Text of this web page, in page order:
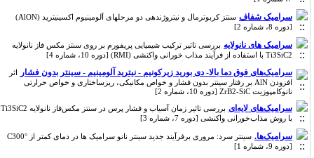
سرامیک شفاف
سنتز کربوترمال و نیتروژن‎دهی دو مرحله‎ای آلومینیوم اکسی‎نیترید (AlON)
[دوره 8، شماره 2]
سرامیک های نانولایه بررسی تاثیر ترکیب شیمیایی پریفورم بر روی سنتز مکس فاز نانولایه
Ti3SiC2 با استفاده از فرآیند مذاب خورانی واکنشی (RMI) [دوره 10، شماره 4]
سرامیک‌های فوق دما بالا- دی بورید زیرکونیم - نیترید آلومینیم - سینتر بدون فشار اثر
افزودن AlN بر رفتار سینتر بدون فشار و خواص مکانیکی، ریزساختاری و خواص حرارتی
نانوکامپوزیت ZrB2-SiC [دوره 10، شماره 2]
سرامیک‌های لایه‌ای
بررسی تاثیر زمان آسیاب و فشار پرس در سنتز مکس‌فاز نانولایه Ti3SiC2
با روش مذاب‌خورانی واکنشی [دوره 7، شماره 3]
سرامیک‌ها.
سینتر سرد: مروری برفرآیند جدید سینتر نانو سرامیک ها در دمای کمتر از °C300
[دوره 9، شماره 1]